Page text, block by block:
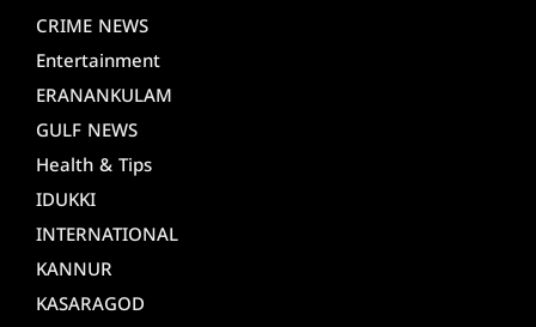
CRIME NEWS
Entertainment
ERANANKULAM
GULF NEWS
Health & Tips
IDUKKI
INTERNATIONAL
KANNUR
KASARAGOD